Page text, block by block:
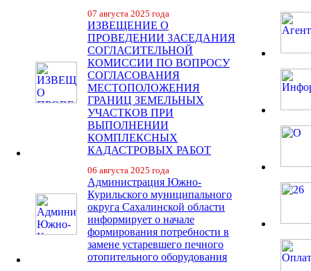
07 августа 2025 года
ИЗВЕЩЕНИЕ О
ПРОВЕДЕНИИ ЗАСЕДАНИЯ
СОГЛАСИТЕЛЬНОЙ
КОМИССИИ ПО ВОПРОСУ
СОГЛАСОВАНИЯ
МЕСТОПОЛОЖЕНИЯ
ГРАНИЦ ЗЕМЕЛЬНЫХ
УЧАСТКОВ ПРИ
ВЫПОЛНЕНИИ
КОМПЛЕКСНЫХ
КАДАСТРОВЫХ РАБОТ
06 августа 2025 года
Администрация Южно-
Курильского муниципального
округа Сахалинской области
информирует о начале
формирования потребности в
замене устаревшего печного
отопительного оборудования